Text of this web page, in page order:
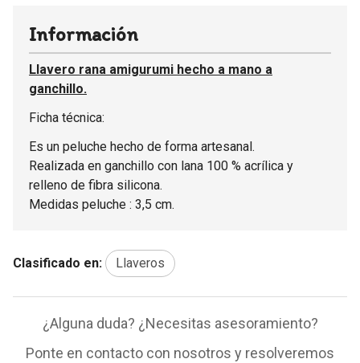
Información
Llavero rana amigurumi hecho a mano a
ganchillo.
Ficha técnica:
Es un peluche hecho de forma artesanal.
Realizada en ganchillo con lana 100 % acrílica y
relleno de fibra silicona.
Medidas peluche : 3,5 cm.
Clasificado en: Llaveros
¿Alguna duda? ¿Necesitas asesoramiento?
Ponte en contacto con nosotros y resolveremos